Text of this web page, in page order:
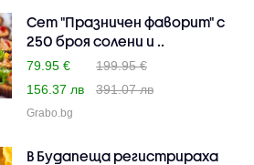
Сет "Празничен фаворит" с
250 броя солени и ..
79.95 €
199.95 €
156.37 лв
391.07 лв
Grabo.bg
В Будапеща регистрираха